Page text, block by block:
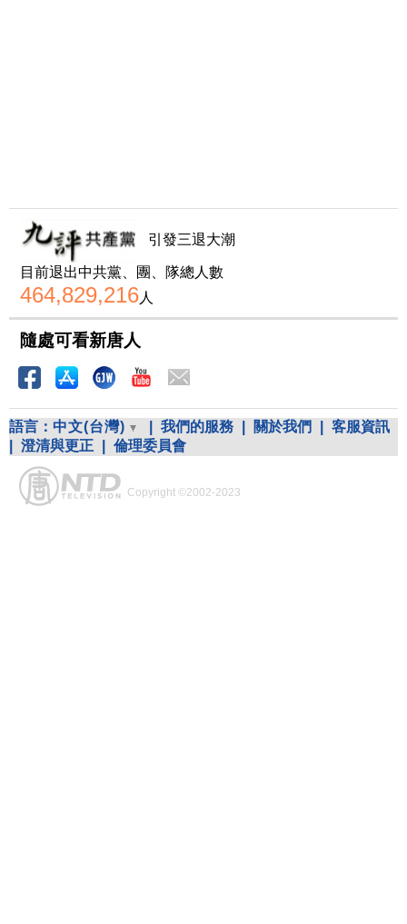
引發三退大潮
目前退出中共黨、團、隊總人數
464,829,216人
隨處可看新唐人
語言： 中文(台灣) 我們的服務 關於我們
客服資訊
澄清與更正 倫理委員會
Copyright ©2002-2023